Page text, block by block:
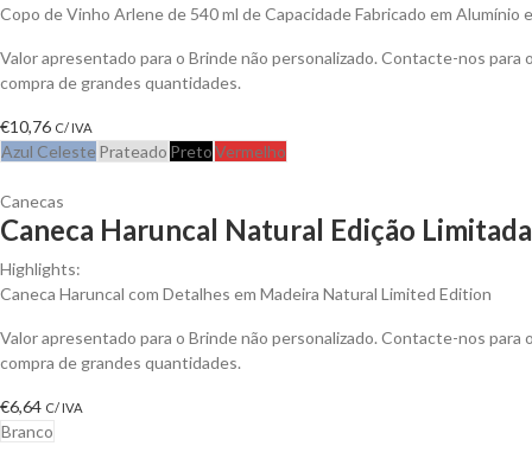
Copo de Vinho Arlene de 540 ml de Capacidade Fabricado em Alumínio
Valor apresentado para o Brinde não personalizado. Contacte-nos para
compra de grandes quantidades.
€10,76 C/ IVA
Azul Celeste Prateado PretoVermelho
Canecas
Caneca Haruncal Natural Edição
Highlights:
Caneca Haruncal com Detalhes em Madeira Natural Limited Edition
Valor apresentado para o Brinde não personalizado. Contacte-nos para
compra de grandes quantidades.
€6,64 C/ IVA
Branco